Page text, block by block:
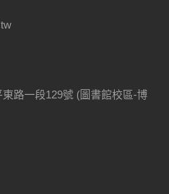
路一段129號 (圖書館校區-博